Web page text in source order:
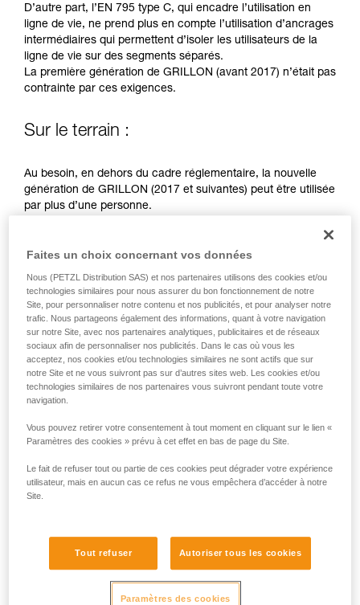
D’autre part, l’EN 795 type C, qui encadre l’utilisation en
ligne de vie, ne prend plus en compte l’utilisation d’ancrages
intermédiaires qui permettent d’isoler les utilisateurs de la
ligne de vie sur des segments séparés.
La première génération de GRILLON (avant 2017) n’était pas
contrainte par ces exigences.
Sur le terrain :
Au besoin, en dehors du cadre réglementaire, la nouvelle
génération de GRILLON (2017 et suivantes) peut être utilisée
par plus d’une personne.
Remarque : dans tous les cas, comme pour tous les
redondance pour ne pas confier la sécurité d’un utilisateur à
un seul équipement.
Exemple d'utilisation en retenue :
Dans le cas de deux ou trois personnes connectées avec
des longes de retenue sur une terrasse bien délimitée, à
ligne de vie sera parfaitement efficace.
Faites un choix concernant vos données
Nous (PETZL Distribution SAS) et nos partenaires utilisons des cookies et/ou
technologies similaires pour nous assurer du bon fonctionnement de notre
Site, pour personnaliser notre contenu et nos publicités, et pour analyser notre
trafic. Nous partageons également des informations, quant à votre navigation
sur notre Site, avec nos partenaires analytiques, publicitaires et de réseaux
sociaux afin de personnaliser nos publicités. Dans le cas où vous les
acceptez, nos cookies et/ou technologies similaires ne sont actifs que sur
notre Site et ne vous suivront pas sur d’autres sites web. Les cookies et/ou
technologies similaires de nos partenaires vous suivront pendant toute votre
navigation.
Vous pouvez retirer votre consentement à tout moment en cliquant sur le lien «
Paramètres des cookies » prévu à cet effet en bas de page du Site.
Le fait de refuser tout ou partie de ces cookies peut dégrader votre expérience
utilisateur, mais en aucun cas ce refus ne vous empêchera d’accéder à notre
Site.
Tout refuser Autoriser tous les cookies
Paramètres des cookies